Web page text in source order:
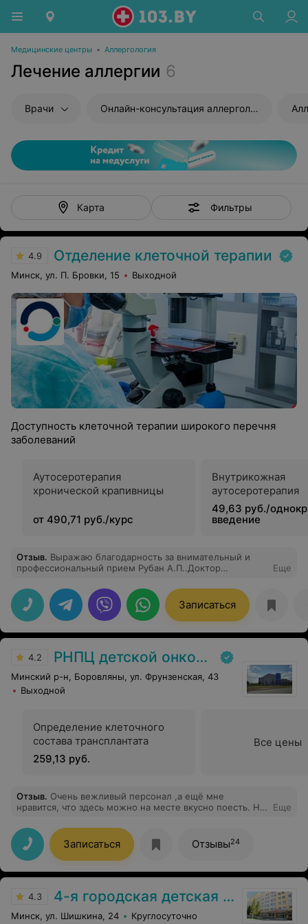
Медицинские центры • Аллергология
Лечение аллергии 6
Врачи Онлайн-консультация аллерголога
Карта Фильтры
4.9 Отделение клеточной терапии
Минск, ул. П. Бровки, 15 Выходной
Доступность клеточной терапии широкого перечня
заболеваний
Аутосеротерапия
хронической крапивницы
от 490,71 руб./курс
Внутрикожная
аутосеротерапия
49,63 руб./
введение
Отзыв. Выражаю благодарность за внимательный и
профессиональный прием Рубан А.П..Доктор
осмотр и всесторонне подошла к возможным путям
решения проблем. Объяснения предельно ясны.
Однозначно рекомендую как настоящего
профессионала и неравнодушного человека.
Еще
Записаться
4.2 РНПЦ детской онкологии
Минский р-н, Боровляны, ул. Фрунзенская, 43
Выходной
Определение клеточного
состава трансплантата
259,13 руб.
Все цены
Отзыв. Очень вежливый персонал ,а ещё мне
нравится, что здесь можно на месте вкусно поесть. Не
Еще
Записаться Отзывы24
4.3 4-я городская детская клиническая больница
Минск, ул. Шишкина, 24 Круглосуточно